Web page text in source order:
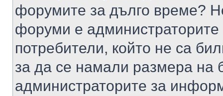
форумите за дълго време?
форуми е администраторите
потребители, който не са
за да се намали размера на
администраторите за